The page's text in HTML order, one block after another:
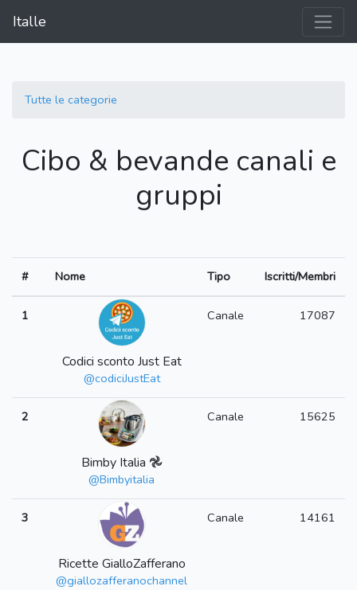
Italle
Tutte le categorie
Cibo & bevande canali e
gruppi
# Nome Tipo Iscritti/Membri
1
Codici sconto Just Eat
@codiciJustEat
Canale 17087
2
Bimby Italia 𖣘
@Bimbyitalia
Canale 15625
3
Ricette GialloZafferano
@giallozafferanochannel
Canale 14161